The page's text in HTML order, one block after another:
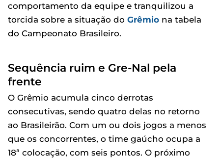
comportamento da equipe e tranquilizou a
torcida sobre a situação do Grêmio na tabela
do Campeonato Brasileiro.
Sequência ruim e Gre-Nal pela
frente
O Grêmio acumula cinco derrotas
consecutivas, sendo quatro delas no retorno
ao Brasileirão. Com um ou dois jogos a menos
que os concorrentes, o time gaúcho ocupa a
18ª colocação, com seis pontos. O próximo